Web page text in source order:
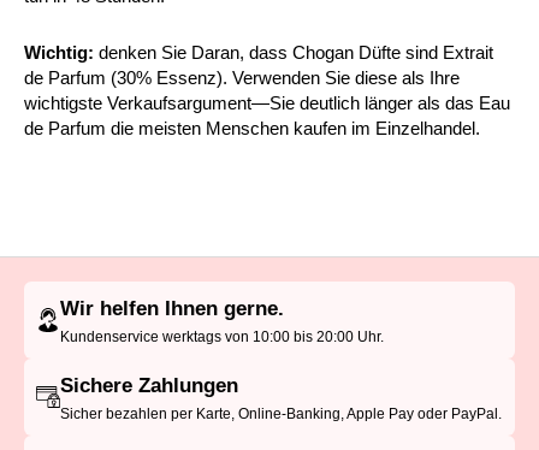
Wichtig: denken Sie Daran, dass Chogan Düfte sind Extrait
de Parfum (30% Essenz). Verwenden Sie diese als Ihre
wichtigste Verkaufsargument—Sie deutlich länger als das Eau
de Parfum die meisten Menschen kaufen im Einzelhandel.
Wir helfen Ihnen gerne.
Kundenservice werktags von 10:00 bis 20:00 Uhr.
Sichere Zahlungen
Sicher bezahlen per Karte, Online-Banking, Apple Pay oder PayPal.